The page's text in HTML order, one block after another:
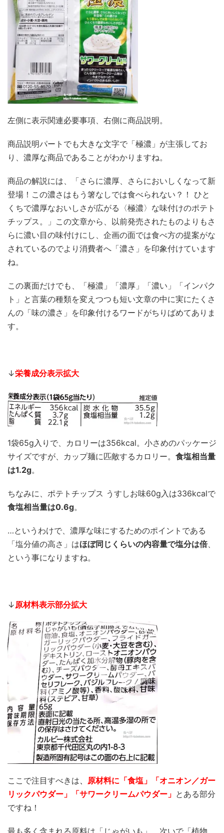
左側に表示関連必要事項、右側に商品説明。
商品説明パートでも大きな文字で「極濃」が主張してお
り、濃厚な商品であることがわかりますね。
商品の解説には、「さらに濃厚、さらにおいしくなって新
登場！この濃さはもう箸なしでは食べられない？！ ひと
くちで濃厚なおいしさが広がる〈極濃〉な味付けのポテト
チップス。」この文章から、以前発売されたものよりもさ
らに濃い目の味付けにし、企画の面では食べ方の提案がな
されているのでより消費者へ「濃さ」を印象付けています
ね。
この裏面だけでも、「極濃」「濃厚」「濃い」「インパク
ト」と言葉の種類を変えつつも短い文章の中に実にたくさ
んの「味の濃さ」を印象付けるワードがちりばめてありま
す。
↓栄養成分表示拡大
1袋65g入りで、カロリーは356kcal。小さめのパッケージ
サイズですが、カップ麺に匹敵するカロリー。 食塩相当量
は1.2g。
ちなみに、ポテトチップス うすしお味60g入は336kcalで
食塩相当量は0.6g。
…というわけで、濃厚な味にするためのポイントである
「塩分値の高さ」はほぼ同じくらいの内容量で塩分は倍、
という事になりますね。
↓原材料表示部分拡大
ここで注目すべきは、 原材料に「食塩 」「オニオン／ガー
リックパウダー」「サワークリームパウダー」 とある部分
ですね！